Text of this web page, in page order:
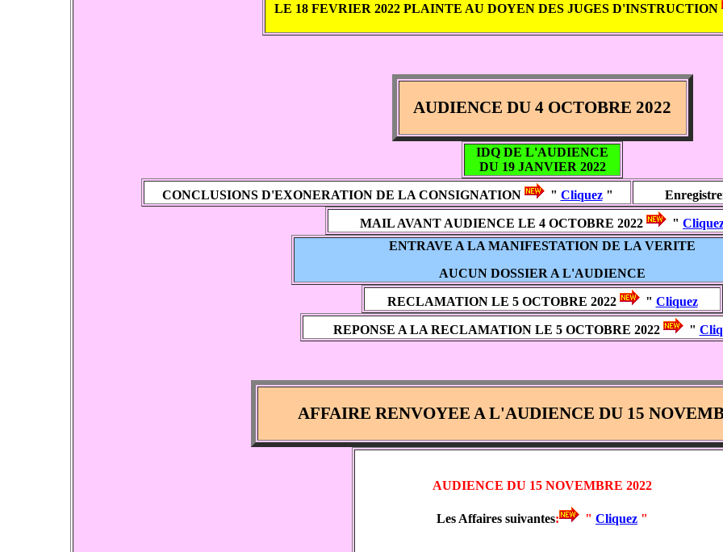
LE 18 FEVRIER 2022 PLAINTE AU DOYEN DES JUGES D'INSTRUCTION
AUDIENCE DU 4 OCTOBRE 2022
IDQ DE L'AUDIENCE
DU 19 JANVIER 2022
CONCLUSIONS D'EXONERATION DE LA CONSIGNATION " Cliquez"
MAIL AVANT AUDIENCE LE 4 OCTOBRE 2022 "
ENTRAVE A LA MANIFESTATION DE LA VERITE
AUCUN DOSSIER A L'AUDIENCE
RECLAMATION LE 5 OCTOBRE 2022 " Cliquez
REPONSE A LA RECLAMATION LE 5 OCTOBRE 2022 "
AFFAIRE RENVOYEE A L'AUDIENCE DU 15
AUDIENCE DU 15 NOVEMBRE 2022
Les Affaires suivantes: " Cliquez "